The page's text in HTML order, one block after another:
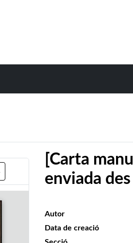
[Carta
enviada
Autor
Data de creació